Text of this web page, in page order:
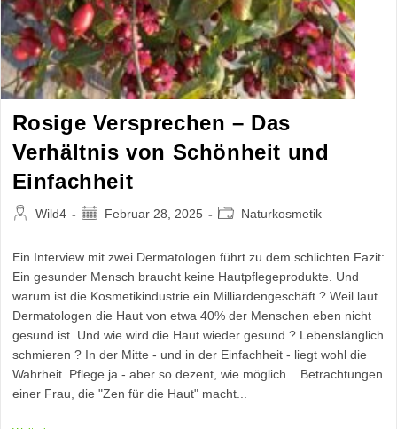
Rosige Versprechen – Das
Verhältnis von Schönheit und
Einfachheit
Beitrags-
Wild4
BeitragFebruar 28, 2025
Beitrags-Naturkosmetik
Ein Interview mit zwei Dermatologen führt zu dem schlichten Fazit:
Ein gesunder Mensch braucht keine Hautpflegeprodukte. Und
warum ist die Kosmetikindustrie ein Milliardengeschäft ? Weil laut
Dermatologen die Haut von etwa 40% der Menschen eben nicht
gesund ist. Und wie wird die Haut wieder gesund ? Lebenslänglich
schmieren ? In der Mitte - und in der Einfachheit - liegt wohl die
Wahrheit. Pflege ja - aber so dezent, wie möglich... Betrachtungen
einer Frau, die "Zen für die Haut" macht...